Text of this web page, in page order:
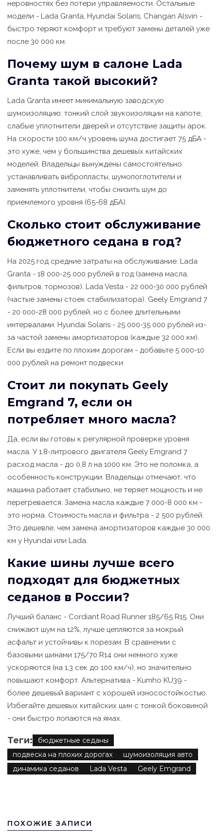
неровностях без потери управляемости. Остальные
модели - Lada Granta, Hyundai Solaris, Changan Alsvin -
быстро теряют комфорт и требуют замены деталей уже
после 30 000 км.
Почему шум в салоне Lada
Granta такой высокий?
Lada Granta имеет минимальную заводскую
шумоизоляцию: тонкий слой звукоизоляции на капоте,
слабые уплотнители дверей и отсутствие защиты арок.
На скорости 100 км/ч уровень шума достигает 75 дБА -
это хуже, чем у большинства дешевых китайских
моделей. Владельцы вынуждены самостоятельно
устанавливать вибропласты, шумопоглотители и
заменять уплотнители, чтобы снизить шум до
приемлемого уровня (65-68 дБА).
Сколько стоит обслуживание
бюджетного седана в год?
На 2025 год средние затраты на обслуживание: Lada
Granta - 18 000-25 000 рублей в год (замена масла,
фильтров, тормозов). Lada Vesta - 22 000-30 000 рублей
(частые замены стоек стабилизатора). Geely Emgrand 7
- 20 000-28 000 рублей, но с более длительными
интервалами. Hyundai Solaris - 25 000-35 000 рублей из-
за частой замены амортизаторов (каждые 32 000 км).
Если вы ездите по плохим дорогам - добавьте 5 000-10
000 рублей на ремонт подвески.
Стоит ли покупать Geely
Emgrand 7, если он
потребляет много масла?
Да, если вы готовы к регулярной проверке уровня
масла. У 1.8-литрового двигателя Geely Emgrand 7
расход масла - до 0,8 л на 1000 км. Это не поломка, а
особенность конструкции. Владельцы отмечают, что
машина работает стабильно, не теряет мощность и не
перегревается. Замена масла каждые 7 000-8 000 км -
это норма. Стоимость масла и фильтра - 2 500 рублей.
Это дешевле, чем замена амортизаторов каждые 30 000
км у Hyundai или Lada.
Какие шины лучше всего
подходят для бюджетных
седанов в России?
Лучший баланс - Cordiant Road Runner 185/65 R15. Они
снижают шум на 12%, лучше цепляются за мокрый
асфальт и устойчивы к порезам. В сравнении с
базовыми шинами 175/70 R14 они немного хуже
ускоряются (на 1,3 сек до 100 км/ч), но значительно
повышают комфорт. Альтернатива - Kumho KU39 -
более дешевый вариант с хорошей износостойкостью.
Избегайте дешевых китайских шин с тонкой боковиной
- они быстро лопаются на ямах.
Теги:
бюджетные седаны
подвеска на плохих дорогах
шумоизоляция авто
динамика седанов
Lada Vesta Geely Emgrand
ПОХОЖИЕ ЗАПИСИ